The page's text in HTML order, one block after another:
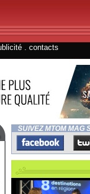
contacts
SUIVEZ MTOM MAG